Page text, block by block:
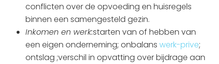
conflicten over de opvoeding en huisregels
binnen een samengesteld gezin.
Inkomen en werk:starten van of hebben van
een eigen onderneming; onbalans werk-prive;
ontslag ;verschil in opvatting over bijdrage aan